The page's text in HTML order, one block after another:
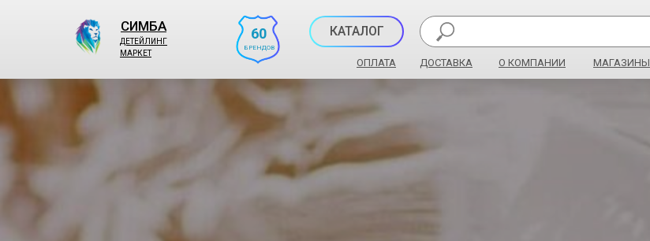
СИМБА
ДЕТЕЙЛИНГ
МАРКЕТ
ОПЛАТА ДОСТАВКА О КОМПАНИИ МАГАЗИНЫ
60
БРЕНДОВ
КАТАЛОГ